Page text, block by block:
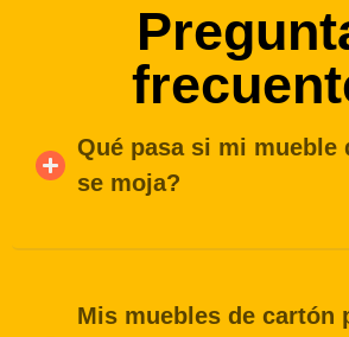
Qué pasa si mi mueble
se moja?
Mis muebles de cartón